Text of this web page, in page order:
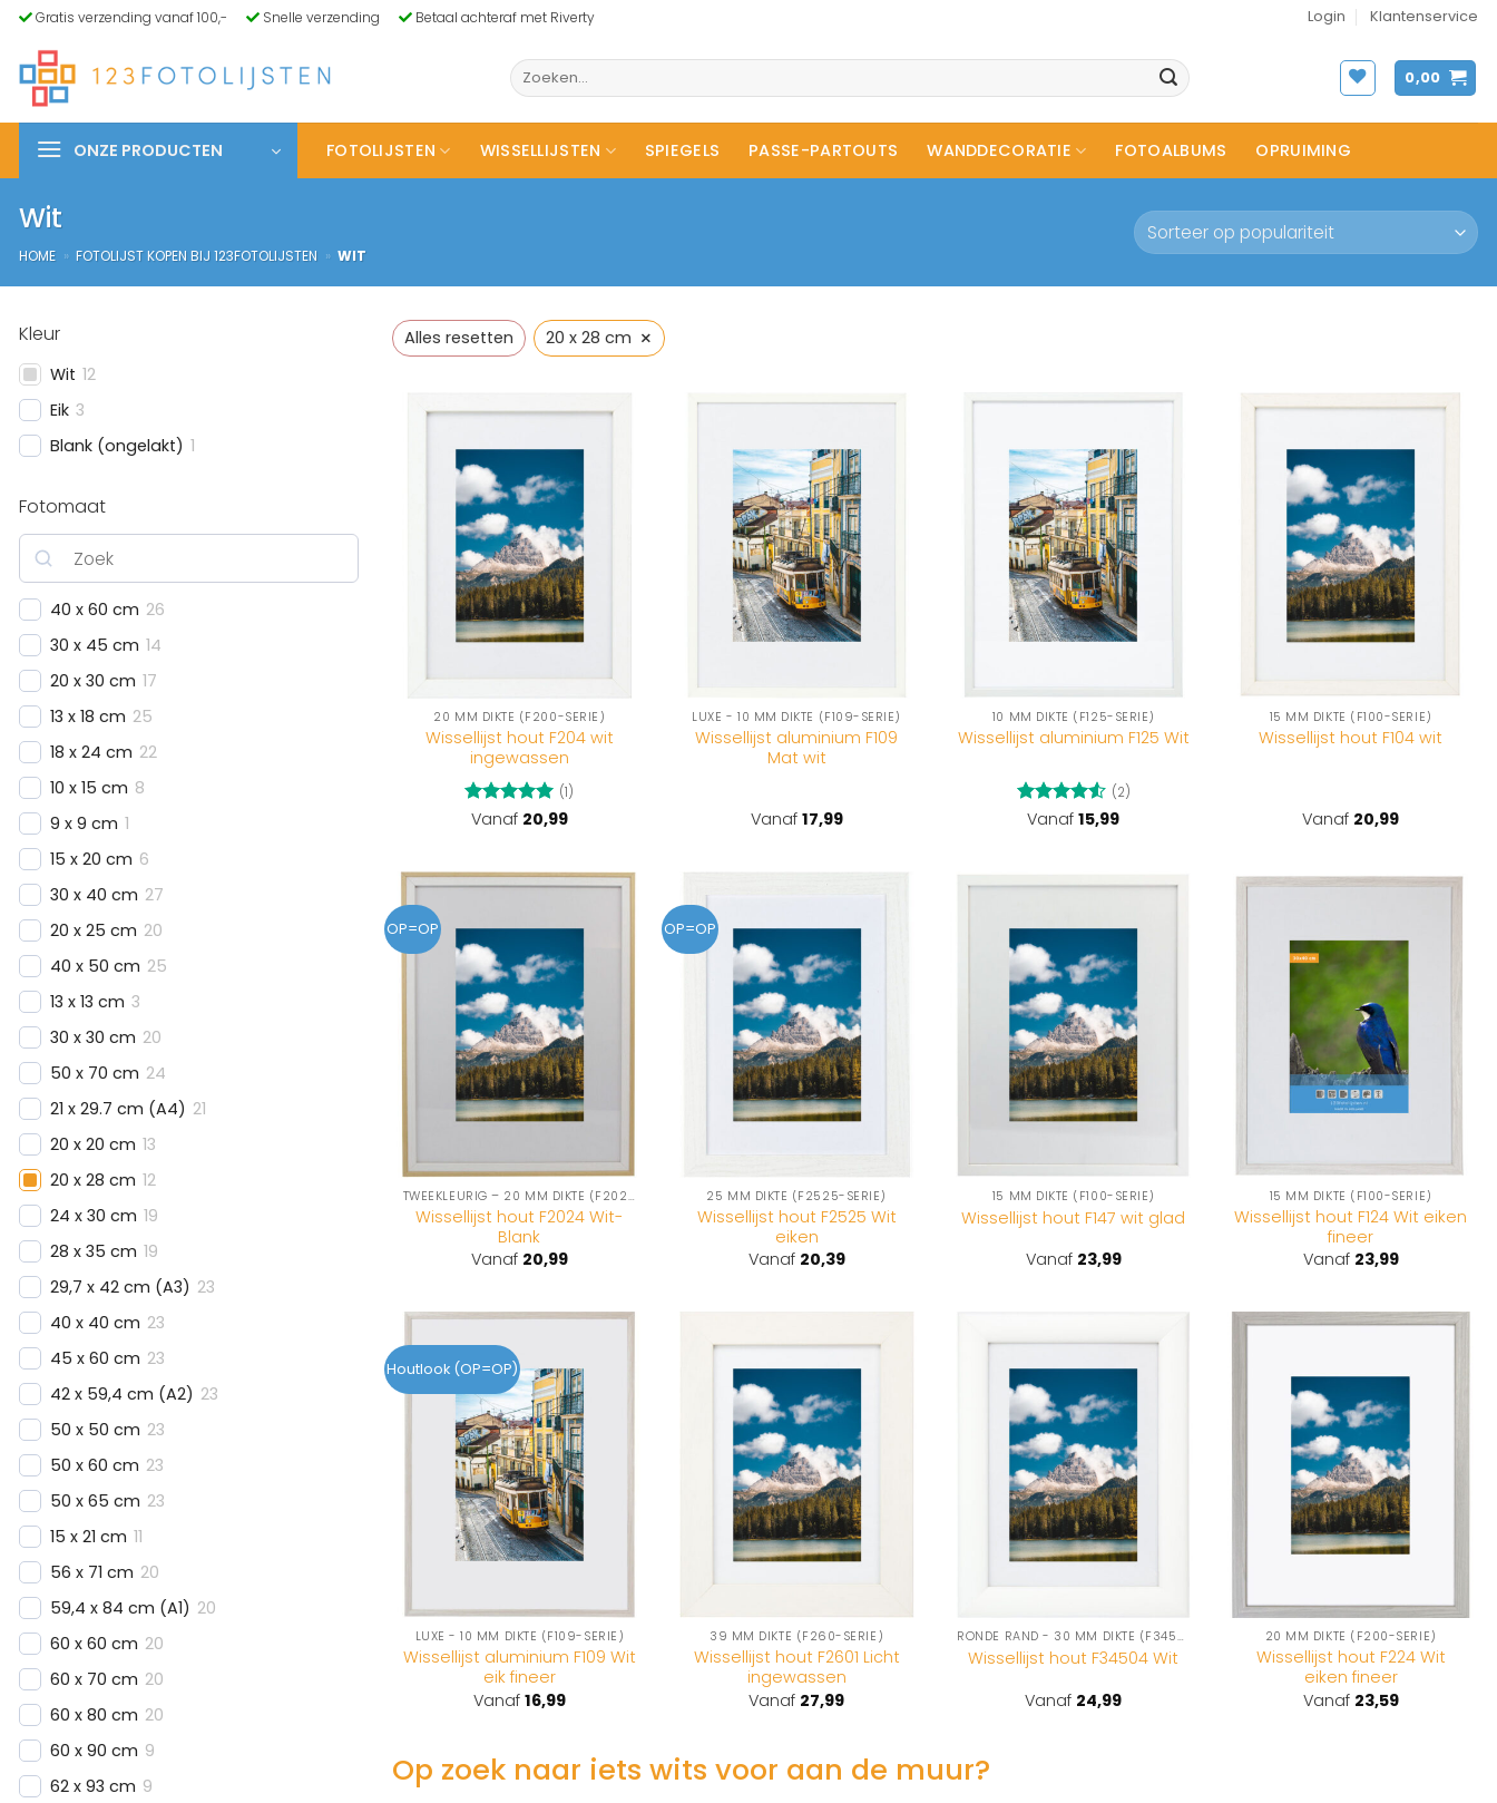
Ga
inhoud
Gratis verzending vanaf 100,- Snelle verzending Betaal achteraf met Riverty Login Klantenservice
Zoeken
naar:
0,00
ONZE PRODUCTEN FOTOLIJSTEN WISSELLIJSTEN SPIEGELS PASSE-PARTOUTS WANDDECORATIE FOTOALBUMS OPRUIMING
Wit
HOME » FOTOLIJST KOPEN BIJ 123FOTOLIJSTEN » WIT
Kleur
Wit 12
Eik 3
Blank (ongelakt) 1
Fotomaat
40 x 60 cm 26
30 x 45 cm 14
20 x 30 cm 17
13 x 18 cm 25
18 x 24 cm 22
10 x 15 cm 8
9 x 9 cm 1
15 x 20 cm 6
30 x 40 cm 27
20 x 25 cm 20
40 x 50 cm 25
13 x 13 cm 3
30 x 30 cm 20
50 x 70 cm 24
21 x 29.7 cm (A4) 21
20 x 20 cm 13
20 x 28 cm 12
24 x 30 cm 19
28 x 35 cm 19
29,7 x 42 cm (A3) 23
40 x 40 cm 23
45 x 60 cm 23
42 x 59,4 cm (A2) 23
50 x 50 cm 23
50 x 60 cm 23
50 x 65 cm 23
15 x 21 cm 11
56 x 71 cm 20
59,4 x 84 cm (A1) 20
60 x 60 cm 20
60 x 70 cm 20
60 x 80 cm 20
60 x 90 cm 9
62 x 93 cm 9
Alles resetten 20 x 28 cm ×
Toevoegen
wenslijst
20 MM DIKTE (F200-SERIE)
Wissellijst hout F204 wit
ingewassen
Gewaardeerd
(1)
Vanaf 20,99
Toevoegen
wenslijst
LUXE - 10 MM DIKTE (F109-SERIE)
Wissellijst aluminium F109
Mat wit
Vanaf 17,99
Toevoegen
wenslijst
10 MM DIKTE (F125-SERIE)
Wissellijst aluminium F125 Wit
Gewaardeerd
(2)
Vanaf15,99
Toevoegen
wenslijst
15 MM DIKTE (F100-SERIE)
Wissellijst hout F104 wit
Vanaf 20,99
OP=OP
Toevoegen
wenslijst
TWEEKLEURIG – 20 MM DIKTE (F2024-SERIE)
Wissellijst hout F2024 Wit-
Blank
Vanaf 20,99
OP=OP
Toevoegen
wenslijst
25 MM DIKTE (F2525-SERIE)
Wissellijst hout F2525 Wit
eiken
Vanaf 20,39
Toevoegen
wenslijst
15 MM DIKTE (F100-SERIE)
Wissellijst hout F147 wit glad
Vanaf 23,99
15 MM DIKTE (F100-SERIE)
Wissellijst hout F124 Wit eiken
fineer
Vanaf 23,99
Houtlook (OP=OP)
Toevoegen
wenslijst
LUXE - 10 MM DIKTE (F109-SERIE)
Wissellijst aluminium F109 Wit
eik fineer
Vanaf 16,99
Toevoegen
wenslijst
39 MM DIKTE (F260-SERIE)
Wissellijst hout F2601 Licht
ingewassen
Vanaf 27,99
Toevoegen
wenslijst
RONDE RAND - 30 MM DIKTE (F345-SERIE)
Wissellijst hout F34504 Wit
Vanaf 24,99
Toevoegen
wenslijst
20 MM DIKTE (F200-SERIE)
Wissellijst hout F224 Wit
eiken fineer
Vanaf 23,59
Op zoek naar iets wits voor aan de muur?